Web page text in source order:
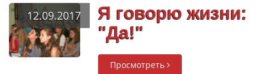
12.09.2017
Я говорю жизни:
"Да!"
Просмотреть